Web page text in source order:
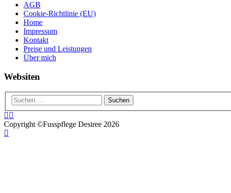
AGB
Cookie-Richtlinie (EU)
Home
Impressum
Kontakt
Preise und Leistungen
Über mich
Websiten
Copyright ©Fusspflege Desiree 2026